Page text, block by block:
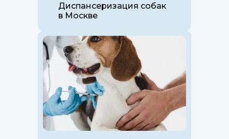
Диспансеризация собак
в Москве